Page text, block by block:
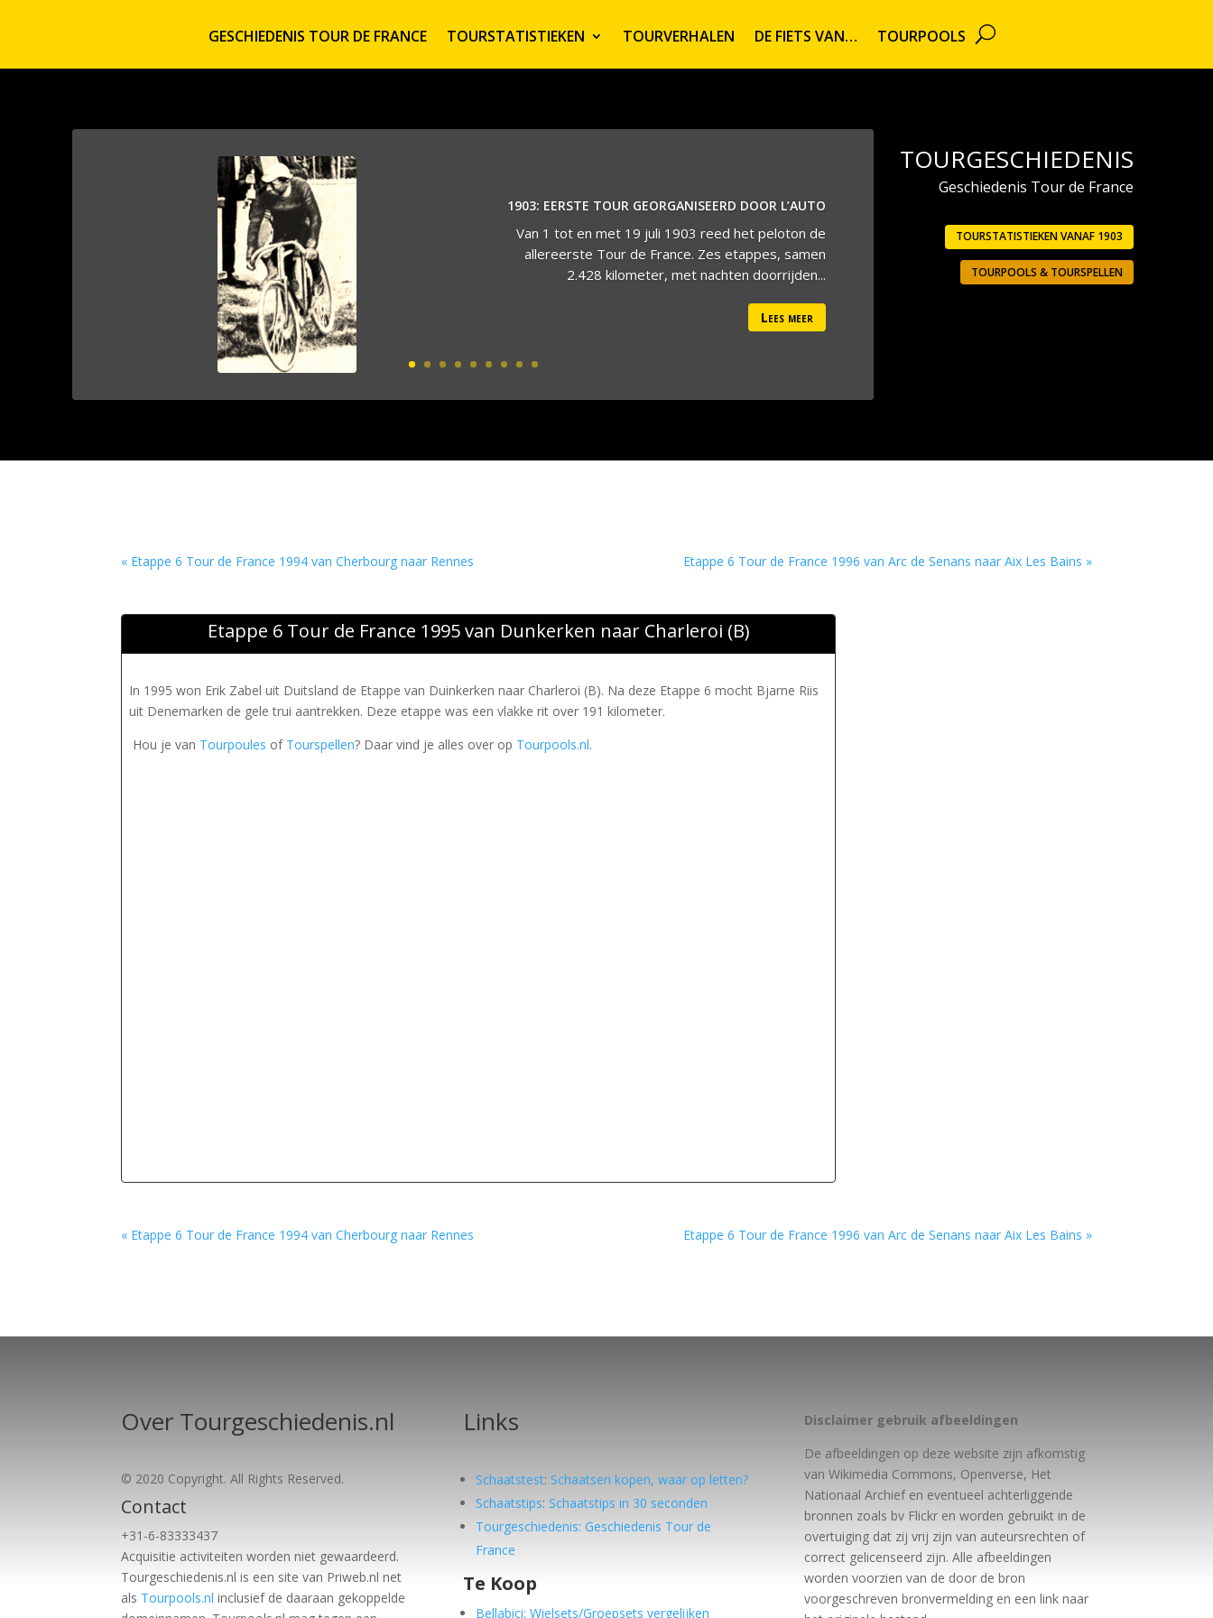
GESCHIEDENIS TOUR DE FRANCE TOURSTATISTIEKEN TOURVERHALEN DE FIETS VAN… TOURPOOLS
1903: EERSTE TOUR GEORGANISEERD DOOR L’AUTO
Van 1 tot en met 19 juli 1903 reed het peloton de
allereerste Tour de France. Zes etappes, samen
2.428 kilometer, met nachten doorrijden...
Lees meer
TOURGESCHIEDENIS
Geschiedenis Tour de France
TOURSTATISTIEKEN VANAF 1903
TOURPOOLS & TOURSPELLEN
« Etappe 6 Tour de France 1994 van Cherbourg naar Rennes Etappe 6 Tour de France 1996 van Arc de Senans naar Aix Les Bains »
Etappe 6 Tour de France 1995 van Dunkerken naar Charleroi (B)
In 1995 won Erik Zabel uit Duitsland de Etappe van Duinkerken naar Charleroi (B). Na deze Etappe 6 mocht Bjarne Riis
uit Denemarken de gele trui aantrekken. Deze etappe was een vlakke rit over 191 kilometer.
Hou je van Tourpoules of Tourspellen? Daar vind je alles over op Tourpools.nl.
« Etappe 6 Tour de France 1994 van Cherbourg naar Rennes Etappe 6 Tour de France 1996 van Arc de Senans naar Aix Les Bains »
Over Tourgeschiedenis.nl
© 2020 Copyright. All Rights Reserved.
Contact
+31-6-83333437
Acquisitie activiteiten worden niet gewaardeerd.
Tourgeschiedenis.nl is een site van Priweb.nl net
als Tourpools.nl inclusief de daaraan gekoppelde
Links
Schaatstest: Schaatsen kopen, waar op letten?
Schaatstips: Schaatstips in 30 seconden
Tourgeschiedenis: Geschiedenis Tour de
France
Te Koop
Bellabici: Wielsets/Groepsets vergelijken
Disclaimer gebruik afbeeldingen
De afbeeldingen op deze website zijn afkomstig
van Wikimedia Commons, Openverse, Het
Nationaal Archief en eventueel achterliggende
bronnen zoals bv Flickr en worden gebruikt in de
overtuiging dat zij vrij zijn van auteursrechten of
correct gelicenseerd zijn. Alle afbeeldingen
worden voorzien van de door de bron
voorgeschreven bronvermelding en een link naar